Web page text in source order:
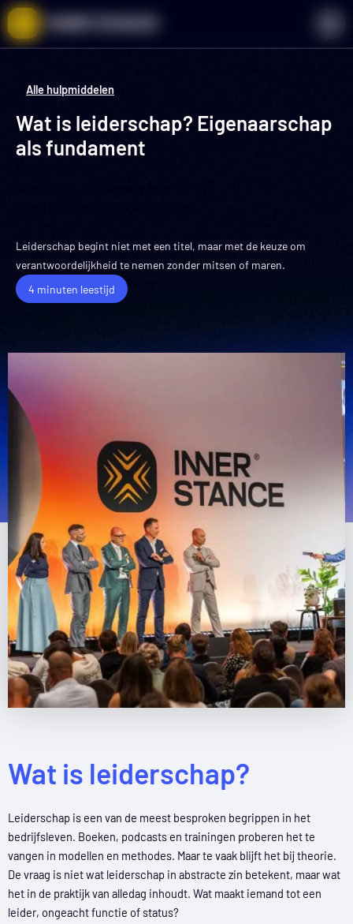
Ga
naar
de
Alle hulpmiddelen
Wat is leiderschap? Eigenaarschap
als fundament
Leiderschap begint niet met een titel, maar met de keuze om
verantwoordelijkheid te nemen zonder mitsen of maren.
4 minuten leestijd
Wat is leiderschap?
Leiderschap is een van de meest besproken begrippen in het
bedrijfsleven. Boeken, podcasts en trainingen proberen het te
vangen in modellen en methodes. Maar te vaak blijft het bij theorie.
De vraag is niet wat leiderschap in abstracte zin betekent, maar wat
het in de praktijk van alledag inhoudt. Wat maakt iemand tot een
leider, ongeacht functie of status?